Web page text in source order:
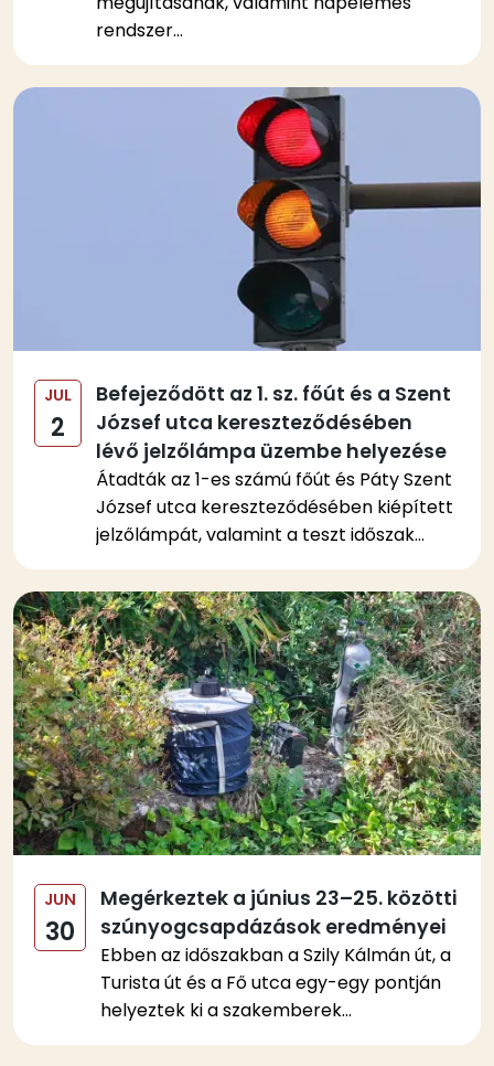
rendszer...
Kép
JUL
2
Befejeződött az 1. sz. főút és a Szent
József utca kereszteződésében
lévő jelzőlámpa üzembe helyezése
Átadták az 1-es számú főút és Páty Szent
József utca kereszteződésében kiépített
jelzőlámpát, valamint a teszt időszak...
Kép
JUN
30
Megérkeztek a június 23–25. közötti
szúnyogcsapdázások eredményei
Ebben az időszakban a Szily Kálmán út, a
Turista út és a Fő utca egy-egy pontján
helyeztek ki a szakemberek...